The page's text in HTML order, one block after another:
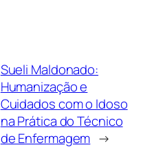
Sueli Maldonado:
Humanização e
Cuidados com o Idoso
na Prática do Técnico
de Enfermagem →